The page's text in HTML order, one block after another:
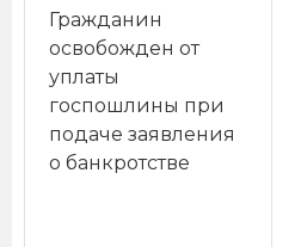
Гражданин
освобожден от
уплаты
госпошлины при
подаче заявления
о банкротстве